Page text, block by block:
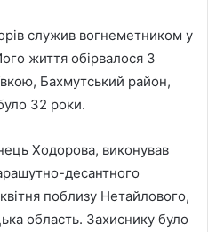
служив вогнеметником у
життя обірвалося 3
Бахмутський район,
32 роки.
Ходорова, виконував
десантного
поблизу Нетайлового,
область. Захиснику було